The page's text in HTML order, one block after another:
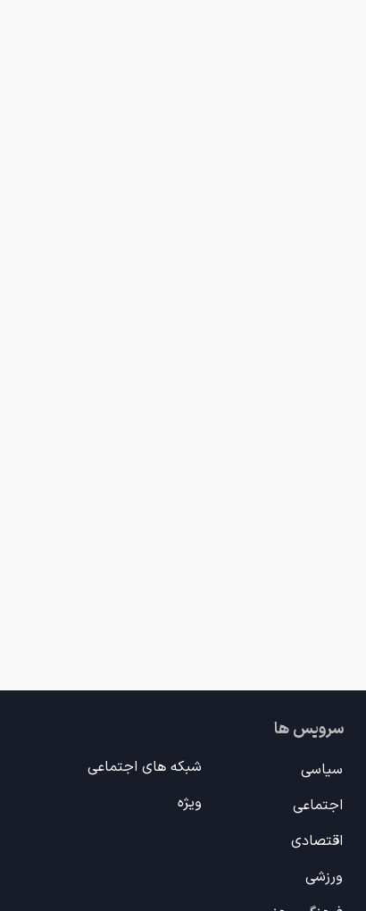
سرویس ها
سیاسی
اجتماعی
اقتصادی
ورزشی
شبکه های اجتماعی
ویژه